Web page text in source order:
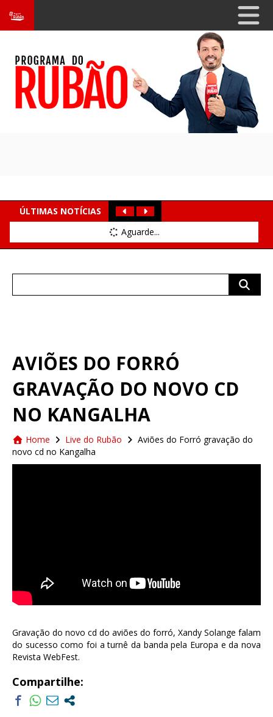
ÚLTIMAS NOTÍCIAS
Aguarde...
AVIÕES DO FORRÓ
GRAVAÇÃO DO NOVO CD
NO KANGALHA
Home Live do Rubão
Aviões do Forró gravação do
novo cd no Kangalha
Gravação do novo cd do aviões do forró, Xandy Solange falam
do sucesso como foi a turnê da banda pela Europa e da nova
Revista WebFest.
Compartilhe: